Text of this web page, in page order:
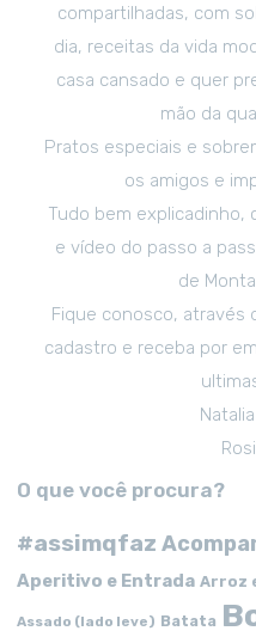
compartilhadas, com
dia, receitas da vida
casa cansado e quer
mão da
Pratos especiais e
os amigos e
Tudo bem explicadinho,
e vídeo do passo a
de
Fique conosco, através
cadastro e receba por
O que você procura?
#assimqfaz
Aperitivo e Entrada Arroz
Assado (lado leve) Batata